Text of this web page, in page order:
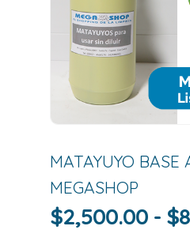
MATAYUYO BASE
MEGASHOP
$2,500.00 - $